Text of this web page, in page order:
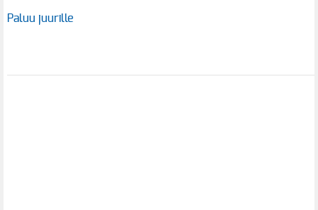
Paluu juurille